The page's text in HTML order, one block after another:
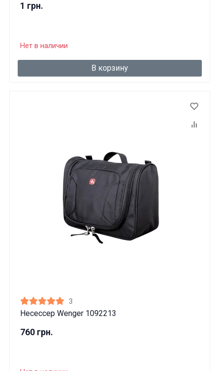
1 грн.
Нет в наличии
В корзину
3
Несессер Wenger 1092213
760 грн.